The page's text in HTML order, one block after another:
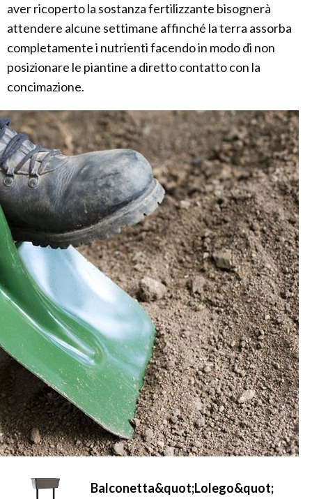
aver ricoperto la sostanza fertilizzante bisognerà
attendere alcune settimane affinché la terra assorba
completamente i nutrienti facendo in modo di non
posizionare le piantine a diretto contatto con la
concimazione.
Balconetta&quot;Lolego&quot;